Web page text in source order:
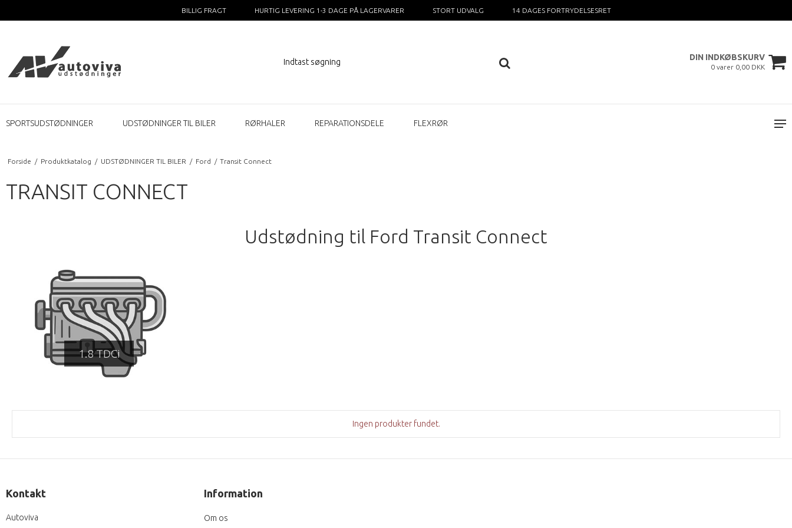
BILLIG FRAGT HURTIG LEVERING 1-3 DAGE PÅ LAGERVARER STORT UDVALG 14 DAGES FORTRYDELSESRET
DIN INDKØBSKURV
0 varer 0,00 DKK
SPORTSUDSTØDNINGER UDSTØDNINGER TIL BILER RØRHALER REPARATIONSDELE FLEXRØR
Forside / Produktkatalog / UDSTØDNINGER TIL BILER / Ford / Transit Connect
TRANSIT CONNECT
Udstødning til Ford Transit Connect
1.8 TDCi
Ingen produkter fundet.
Kontakt
Autoviva
Information
Om os